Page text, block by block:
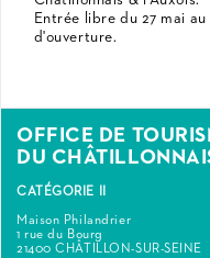
Entrée libre du 27 mai
d'ouverture.
OFFICE DE
DU
CATÉGORIE II
Maison Philandrier
1 rue du Bourg
21400 CHÂTILLON-SUR-SEINE